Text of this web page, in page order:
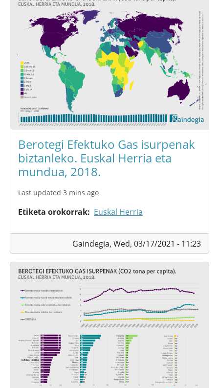
Berotegi Efektuko Gas isurpenak
biztanleko. Euskal Herria eta
mundua, 2018.
Last updated 3 mins ago
Etiketa orokorrak Euskal Herria
Gaindegia, Wed, 03/17/2021 - 11:23